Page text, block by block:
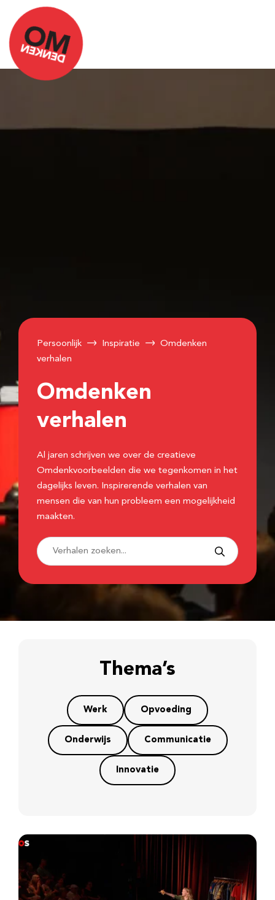
Persoonlijk Inspiratie
Omdenken
verhalen
Omdenken
verhalen
Al jaren schrijven we over de creatieve
Omdenkvoorbeelden die we tegenkomen in het
dagelijks leven. Inspirerende verhalen van
mensen die van hun probleem een mogelijkheid
maakten.
Thema’s
Werk Opvoeding
Onderwijs Communicatie
Innovatie